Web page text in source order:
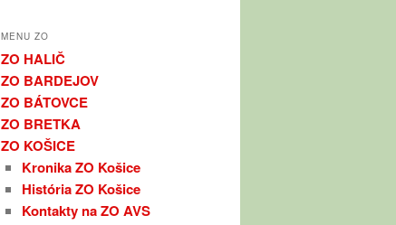
MENU ZO
ZO HALIČ
ZO BARDEJOV
ZO BÁTOVCE
ZO BRETKA
ZO KOŠICE
Kronika ZO Košice
História ZO Košice
Kontakty na ZO AVS